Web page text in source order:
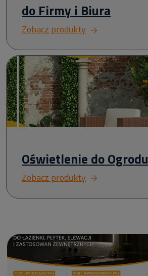
do Firmy i Biura
Zobacz produkty
Oświetlenie do Ogrodu
Zobacz produkty